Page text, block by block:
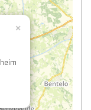
×